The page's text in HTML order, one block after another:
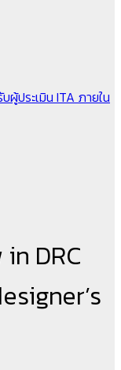
ผู้ประเมิน ITA ภายใน
DRC